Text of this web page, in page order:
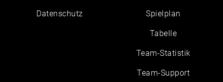
Daten­schutz Spielplan
Tabelle
Team-Statistik
Team-Support